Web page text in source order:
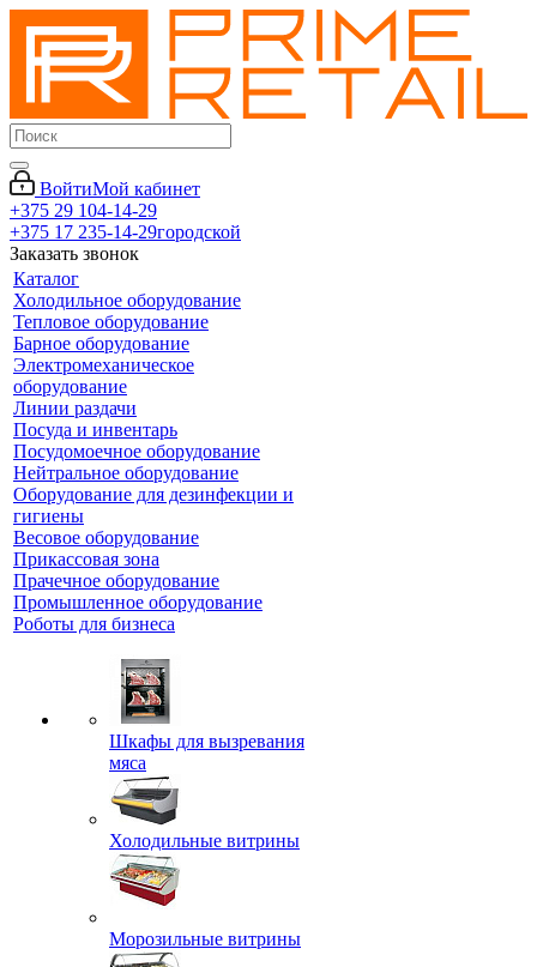
ВойтиМой кабинет
+375 29 104-14-29
+375 17 235-14-29городской
Заказать звонок
Каталог
Холодильное оборудование
Тепловое оборудование
Барное оборудование
Электромеханическое
оборудование
Линии раздачи
Посуда и инвентарь
Посудомоечное оборудование
Нейтральное оборудование
Оборудование для дезинфекции и
гигиены
Весовое оборудование
Прикассовая зона
Прачечное оборудование
Промышленное оборудование
Роботы для бизнеса
Шкафы для вызревания
мяса
Холодильные витрины
Морозильные витрины